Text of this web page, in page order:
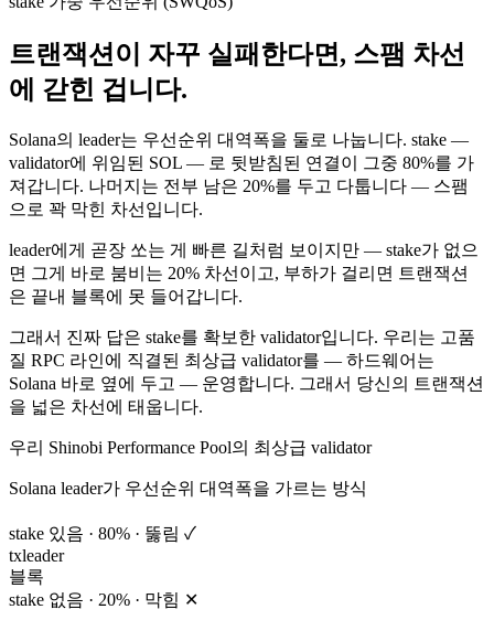
트랜잭션이 자꾸 실패한다면, 스팸 차선
에 갇힌 겁니다.
Solana의 leader는 우선순위 대역폭을 둘로 나눕니다. stake —
validator에 위임된 SOL — 로 뒷받침된 연결이 그중 80%를 가
져갑니다. 나머지는 전부 남은 20%를 두고 다툽니다 — 스팸
으로 꽉 막힌 차선입니다.
leader에게 곧장 쏘는 게 빠른 길처럼 보이지만 — stake가 없으
면 그게 바로 붐비는 20% 차선이고, 부하가 걸리면 트랜잭션
은 끝내 블록에 못 들어갑니다.
그래서 진짜 답은 stake를 확보한 validator입니다. 우리는 고품
질 RPC 라인에 직결된 최상급 validator를 — 하드웨어는
Solana 바로 옆에 두고 — 운영합니다. 그래서 당신의 트랜잭션
을 넓은 차선에 태웁니다.
우리 Shinobi Performance Pool의 최상급 validator
Solana leader가 우선순위 대역폭을 가르는 방식
stake 있음 · 80% · 뚫림 ✓
txleader
블록
stake 없음 · 20% · 막힘 ✕